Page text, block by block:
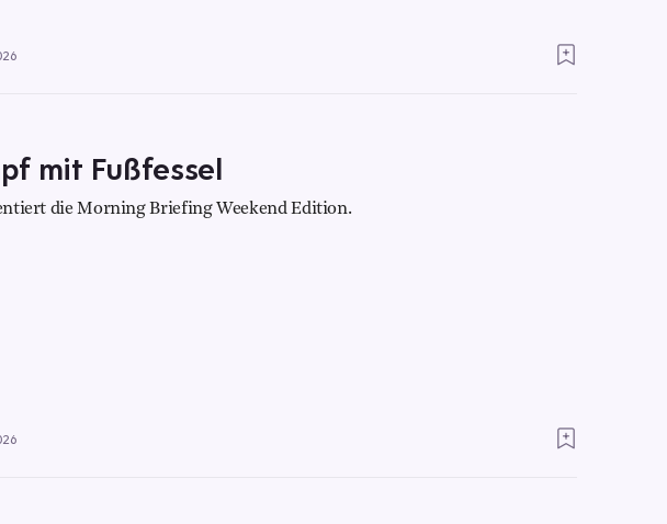
mit Fußfessel
die Morning Briefing Weekend Edition.